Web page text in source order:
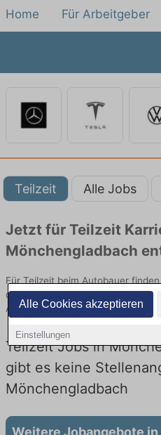
Alle Cookies akzeptieren
Einstellungen
Home Für Arbeitgeber
Teilzeit Alle Jobs
Jetzt für Teilzeit
Mönchengladbach
Für Teilzeit beim Autobauer
die aktuellsten Angebote.
Arbeitgebern und bewerben Sie
Teilzeit Jobs in
gibt es keine
Mönchengladbach